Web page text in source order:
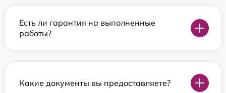
Есть ли гарантия на выполненные
работы?
Какие документы вы предоставляете?